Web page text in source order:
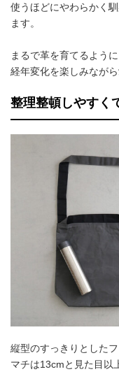
使うほどにやわらかく
ます。
まるで革を育てるように
経年変化を楽しみなが
整理整頓しやすく
縦型のすっきりとしたフ
マチは13cmと見た目以